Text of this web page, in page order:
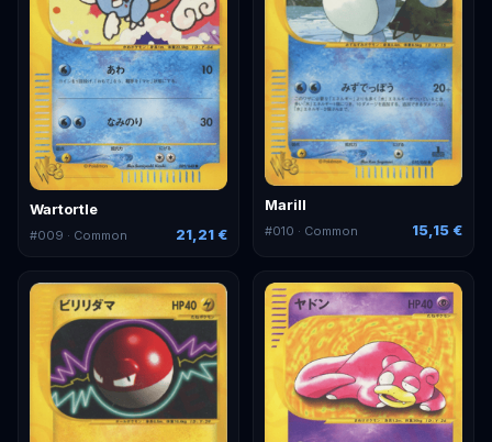
Wartortle
#009 · Common 21,21 €
Marill
#010 · Common 15,15 €